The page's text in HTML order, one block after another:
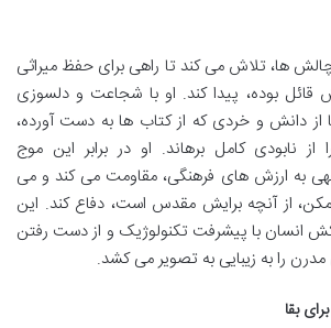
چالش ها، تلاش می کند تا راهی برای حفظ میراثی
قائل بوده، پیدا کند. او با شجاعت و دلسوزی
از دانش و خردی که از کتاب ها به دست آورده،
نابودی کامل برهاند. او در برابر این موج
به ارزش های فرهنگی، مقاومت می کند و می
از آنچه برایش مقدس است، دفاع کند. این
انسان با پیشرفت تکنولوژیک و از دست رفتن
را به زیبایی به تصویر می کشد.
بقا